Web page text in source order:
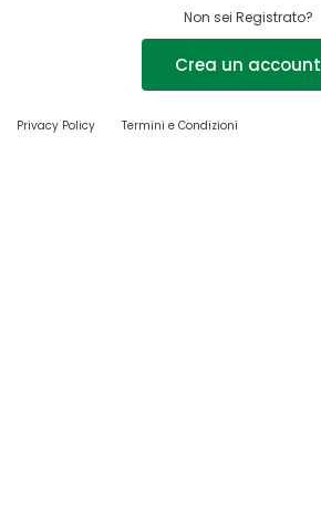
Non sei Registrato?
Crea un account
Privacy Policy Termini e Condizioni